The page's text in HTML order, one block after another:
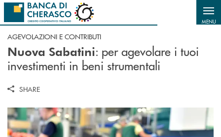
Salta al contenuto principale
MENU
AGEVOLAZIONI E CONTRIBUTI
Nuova Sabatini: per agevolare i tuoi
investimenti in beni strumentali
SHARE